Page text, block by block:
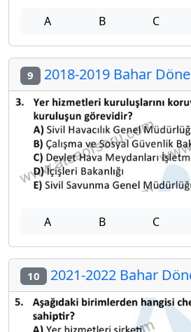
A B C
9 2018-2019 Bahar
A B C
10 2021-2022 Bahar